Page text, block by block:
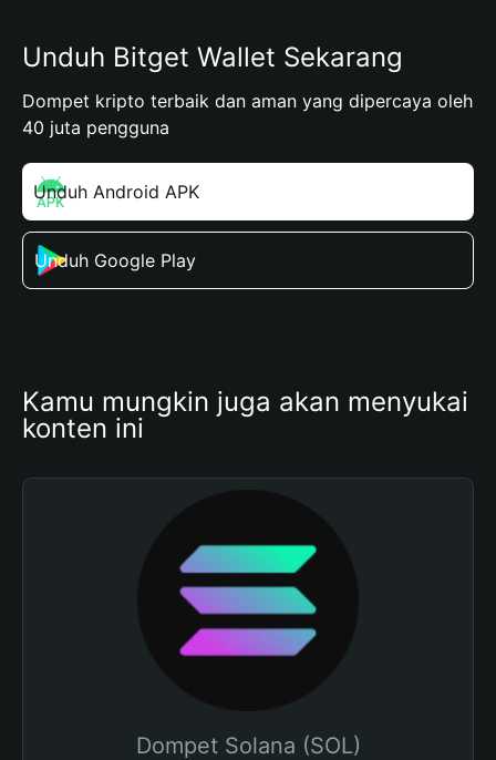
Unduh Bitget Wallet Sekarang
Dompet kripto terbaik dan aman yang dipercaya oleh
40 juta pengguna
Unduh Android APK
Unduh Google Play
Kamu mungkin juga akan menyukai
konten ini
Dompet Solana (SOL)